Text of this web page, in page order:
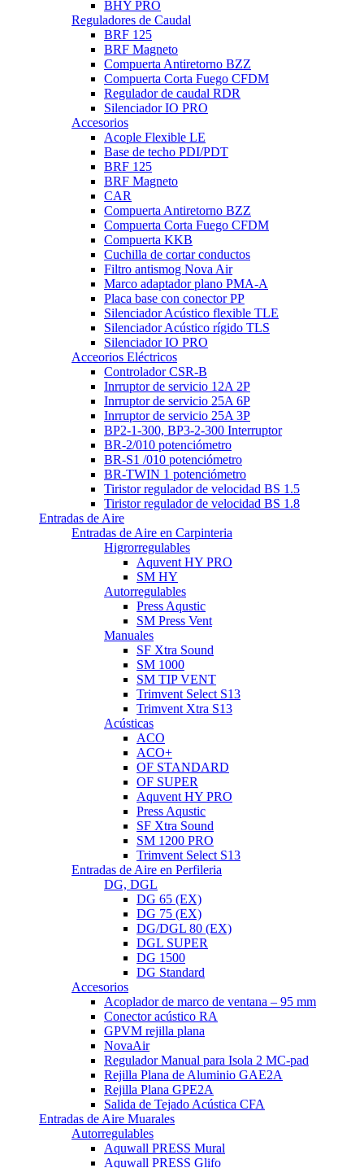
BHY PRO
Reguladores de Caudal
BRF 125
BRF Magneto
Compuerta Antiretorno BZZ
Compuerta Corta Fuego CFDM
Regulador de caudal RDR
Silenciador IO PRO
Accesorios
Acople Flexible LE
Base de techo PDI/PDT
BRF 125
BRF Magneto
CAR
Compuerta Antiretorno BZZ
Compuerta Corta Fuego CFDM
Compuerta KKB
Cuchilla de cortar conductos
Filtro antismog Nova Air
Marco adaptador plano PMA-A
Placa base con conector PP
Silenciador Acústico flexible TLE
Silenciador Acústico rígido TLS
Silenciador IO PRO
Acceorios Eléctricos
Controlador CSR-B
Inrruptor de servicio 12A 2P
Inrruptor de servicio 25A 6P
Inrruptor de servicio 25A 3P
BP2-1-300, BP3-2-300 Interruptor
BR-2/010 potenciómetro
BR-S1 /010 potenciómetro
BR-TWIN 1 potenciómetro
Tiristor regulador de velocidad BS 1.5
Tiristor regulador de velocidad BS 1.8
Entradas de Aire
Entradas de Aire en Carpinteria
Higrorregulables
Aquvent HY PRO
SM HY
Autorregulables
Press Aqustic
SM Press Vent
Manuales
SF Xtra Sound
SM 1000
SM TIP VENT
Trimvent Select S13
Trimvent Xtra S13
Acústicas
ACO
ACO+
OF STANDARD
OF SUPER
Aquvent HY PRO
Press Aqustic
SF Xtra Sound
SM 1200 PRO
Trimvent Select S13
Entradas de Aire en Perfileria
DG, DGL
DG 65 (EX)
DG 75 (EX)
DG/DGL 80 (EX)
DGL SUPER
DG 1500
DG Standard
Accesorios
Acoplador de marco de ventana – 95 mm
Conector acústico RA
GPVM rejilla plana
NovaAir
Regulador Manual para Isola 2 MC-pad
Rejilla Plana de Aluminio GAE2A
Rejilla Plana GPE2A
Salida de Tejado Acústica CFA
Entradas de Aire Muarales
Autorregulables
Aquwall PRESS Mural
Aquwall PRESS Glifo